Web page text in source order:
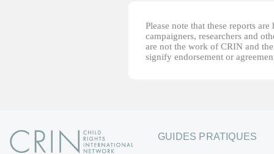
Please note that these reports
campaigners, researchers and
are not the work of CRIN and
signify endorsement or
GUIDES PRATIQUES